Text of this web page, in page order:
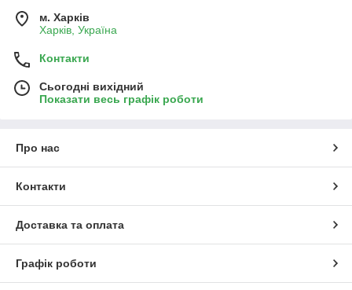
м. Харків
Харків, Україна
Контакти
Сьогодні вихідний
Показати весь графік роботи
Про нас
Контакти
Доставка та оплата
Графік роботи